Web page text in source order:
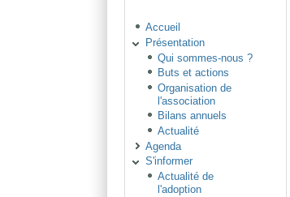
Accueil
Présentation
Qui sommes-nous ?
Buts et actions
Organisation de
l'association
Bilans annuels
Actualité
Agenda
S'informer
Actualité de
l'adoption